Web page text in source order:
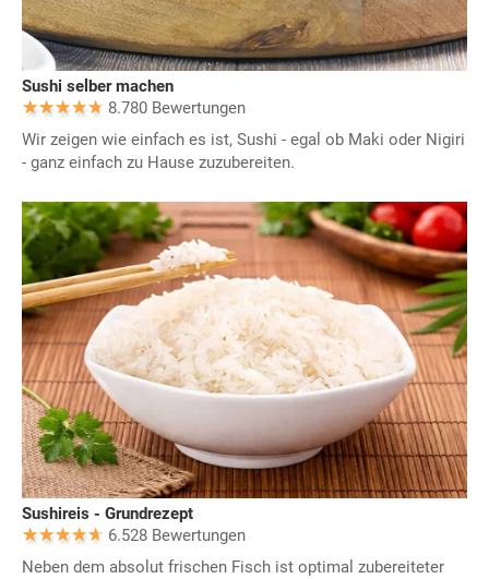
Sushi selber machen
8.780 Bewertungen
Wir zeigen wie einfach es ist, Sushi - egal ob Maki oder Nigiri
- ganz einfach zu Hause zuzubereiten.
Sushireis - Grundrezept
6.528 Bewertungen
Neben dem absolut frischen Fisch ist optimal zubereiteter